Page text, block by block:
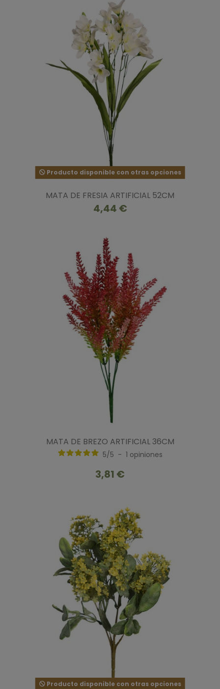
Producto disponible con otras opciones
MATA DE FRESIA ARTIFICIAL 52CM
4,44 €
MATA DE BREZO ARTIFICIAL 36CM
5/5 - 1 opiniones
3,81 €
Producto disponible con otras opciones